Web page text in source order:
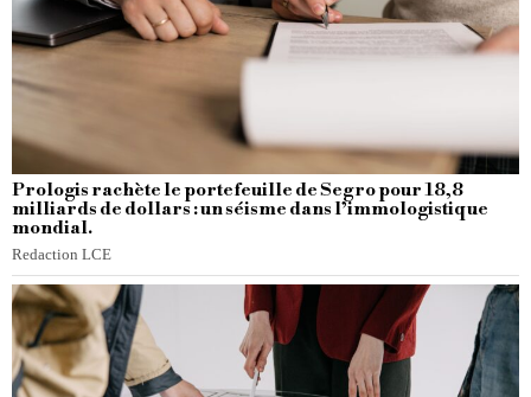
Prologis rachète le portefeuille de Segro pour 18,8
milliards de dollars : un séisme dans l’immologistique
mondial.
Redaction LCE